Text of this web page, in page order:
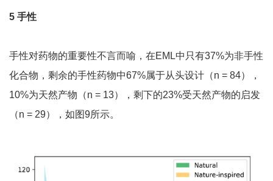
5 手性
手性对药物的重要性不言而喻，在EML中只有37%为非手性
化合物，剩余的手性药物中67%属于从头设计（n = 84），
10%为天然产物（n = 13），剩下的23%受天然产物的启发
（n = 29），如图9所示。